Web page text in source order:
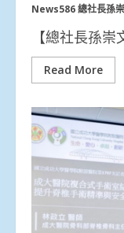
News586 總社長孫
【總社長孫
Read More